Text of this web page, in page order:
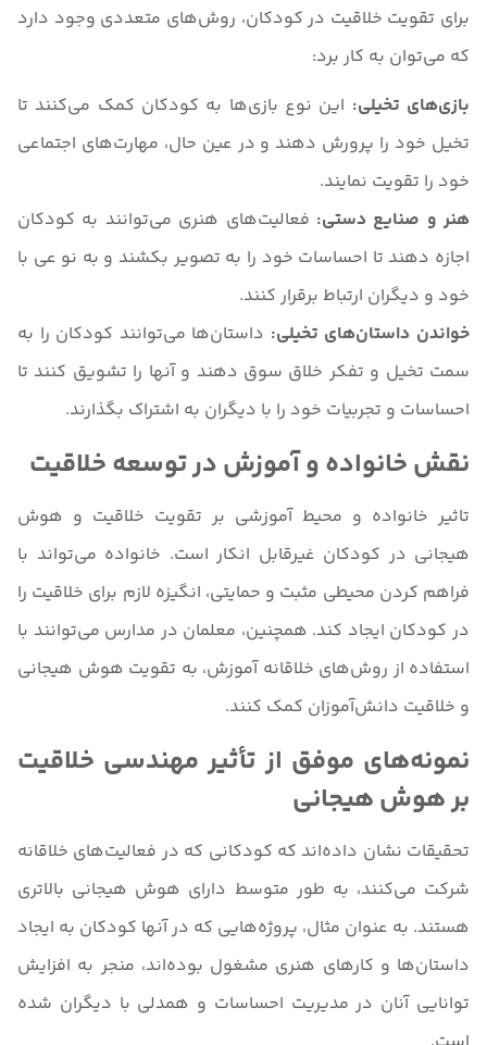
برای تقویت خلاقیت در کودکان، روش‌های متعددی وجود دارد
که می‌توان به کار برد:
بازی‌های تخیلی: این نوع بازی‌ها به کودکان کمک می‌کنند تا
تخیل خود را پرورش دهند و در عین حال، مهارت‌های اجتماعی
خود را تقویت نمایند.
هنر و صنایع دستی: فعالیت‌های هنری می‌توانند به کودکان
اجازه دهند تا احساسات خود را به تصویر بکشند و به نو عی با
خود و دیگران ارتباط برقرار کنند.
خواندن داستان‌های تخیلی: داستان‌ها می‌توانند کودکان را به
سمت تخیل و تفکر خلاق سوق دهند و آنها را تشویق کنند تا
احساسات و تجربیات خود را با دیگران به اشتراک بگذارند.
نقش خانواده و آموزش در توسعه خلاقیت
تاثیر خانواده و محیط آموزشی بر تقویت خلاقیت و هوش
هیجانی در کودکان غیرقابل انکار است. خانواده می‌تواند با
فراهم کردن محیطی مثبت و حمایتی، انگیزه لازم برای خلاقیت را
در کودکان ایجاد کند. همچنین، معلمان در مدارس می‌توانند با
استفاده از روش‌های خلاقانه آموزش، به تقویت هوش هیجانی
و خلاقیت دانش‌آموزان کمک کنند.
نمونه‌های موفق از تأثیر مهندسی خلاقیت
بر هوش هیجانی
تحقیقات نشان داده‌اند که کودکانی که در فعالیت‌های خلاقانه
شرکت می‌کنند، به طور متوسط دارای هوش هیجانی بالاتری
هستند. به عنوان مثال، پروژه‌هایی که در آنها کودکان به ایجاد
داستان‌ها و کارهای هنری مشغول بوده‌اند، منجر به افزایش
توانایی آنان در مدیریت احساسات و همدلی با دیگران شده